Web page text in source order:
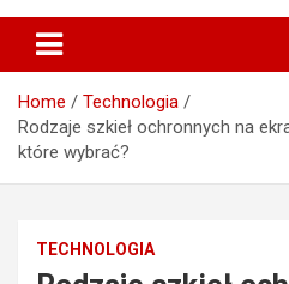
Cyberstacja.eu
Home
Technologia
Rodzaje szkieł ochronnych na
które wybrać?
TECHNOLOGIA